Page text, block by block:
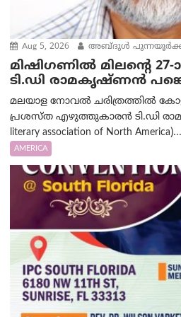
Aug 5, 2026 അബ്ദുൾ
മിഷിഗണിൽ മിലന്റെ
ടി.ഡി രാമകൃഷ്ണൻ
മലയാള നോവൽ ചരിത്രത്തിൽ
പ്രശസ്‌ത എഴുത്തുകാരൻ ടി.ഡി
literary association of North America)...
AMERICA